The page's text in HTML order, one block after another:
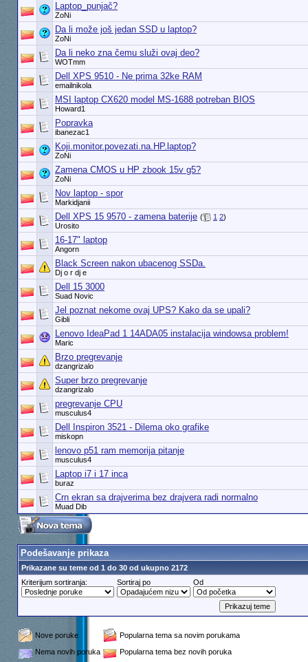
Laptop_punjač?
ZoNi
Da li može još jedan SSD u laptop?
ZoNi
Da li neko zna čemu služi ovaj deo?
WOTmm
Dell XPS 9510 - Ne prima 32ke RAM
emailnikola
MSI laptop CX620 model MS-1688 potreban BIOS
Howard1
Popravka
ibanezac1
Koji.monitor.povezati.na.HP.laptop?
ZoNi
Zamena CMOS u HP zbook 15v g5?
ZoNi
Nov laptop - spor
Markidjanii
Dell XPS 15 9570 - zamena baterije ( 1 2)
Urosito
16-17" laptop
Angorn
Black Screen nakon ubacenog SSDa.
Dj o r dj e
Dell 15 3000
Suad Novic
Jel poznat nekome ovaj UPS? Kako da se upali?
Gibli
Lenovo IdeaPad 1 14ADA05 instalacija windowsa problem!
Maric
Brzo pregrevanje
dzangrizalo
Super brzo pregrevanje
dzangrizalo
pregrevanje CPU
musculus4
Dell Inspiron 3521 - Dilema oko grafike
miskopn
lenovo p51 ram memorija pitanje
musculus4
Laptop i7 i 17 inca
buraz
Crn ekran sa drajverima bez drajvera radi normalno
Muad Dib
Podešavanje prikaza
Prikazane su teme od 1 do 30 od ukupno 2172
Kriterijum sortiranja:
Sortiraj po Od
Nove poruke
Popularna tema sa novim porukama
Nema novih poruka
Popularna tema bez novih poruka